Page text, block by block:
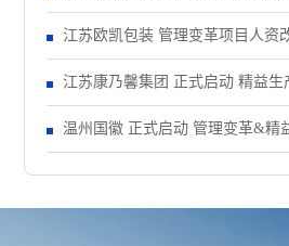
江苏欧凯包装 管理变革项目人资
江苏康乃馨集团 正式启动 精益生
温州国徽 正式启动 管理变革&精